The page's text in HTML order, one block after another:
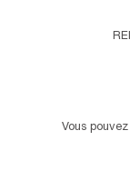
Vous